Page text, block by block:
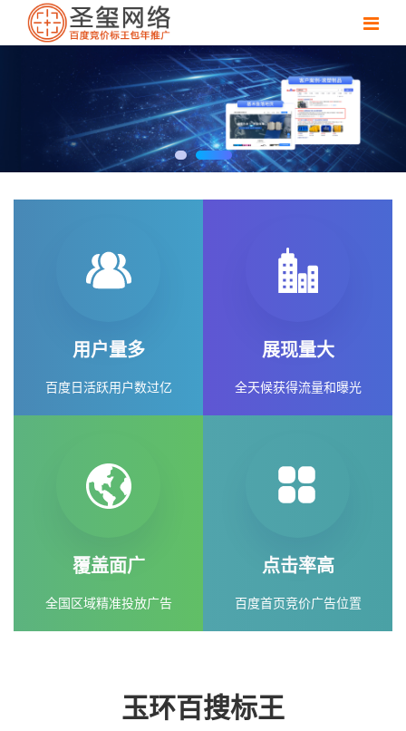
用户量多
百度日活跃用户数过亿
展现量大
全天候获得流量和曝光
覆盖面广
全国区域精准投放广告
点击率高
百度首页竞价广告位置
玉环百搜标王